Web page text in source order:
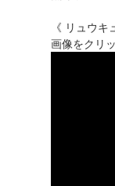
《 リュウ
画像をクリ